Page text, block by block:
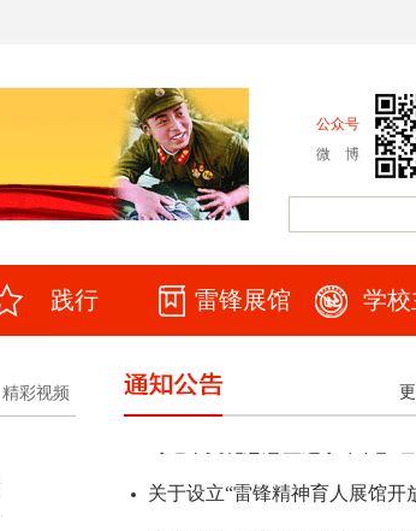
公众号
微 博
践行 雷锋展馆 学
精彩视频